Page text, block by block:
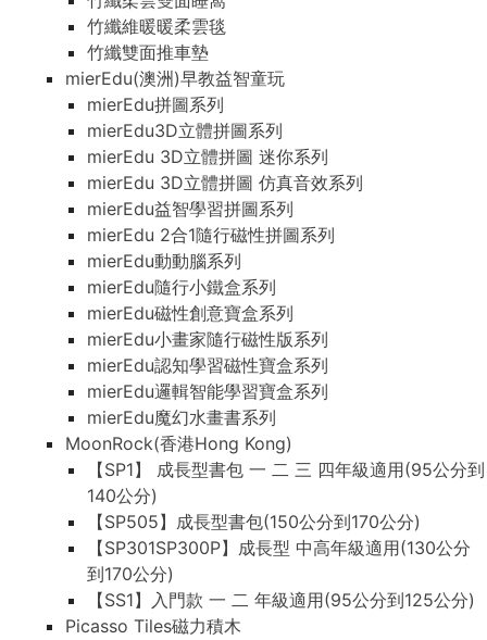
竹纖維暖暖柔雲毯
竹纖雙面推車墊
mierEdu(澳洲)早教益智童玩
mierEdu拼圖系列
mierEdu3D立體拼圖系列
mierEdu 3D立體拼圖 迷你系列
mierEdu 3D立體拼圖 仿真音效系列
mierEdu益智學習拼圖系列
mierEdu 2合1隨行磁性拼圖系列
mierEdu動動腦系列
mierEdu隨行小鐵盒系列
mierEdu磁性創意寶盒系列
mierEdu小畫家隨行磁性版系列
mierEdu認知學習磁性寶盒系列
mierEdu邏輯智能學習寶盒系列
mierEdu魔幻水畫書系列
MoonRock(香港Hong Kong)
【SP1】 成長型書包 一 二 三 四年級適用(95公分到
140公分)
【SP505】成長型書包(150公分到170公分)
【SP301SP300P】成長型 中高年級適用(130公分
到170公分)
【SS1】入門款 一 二 年級適用(95公分到125公分)
Picasso Tiles磁力積木